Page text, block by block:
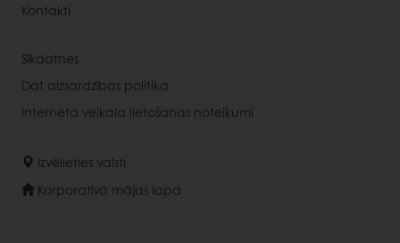
Kontakti
Sīkdatnes
Dat aizsardzības politika
Interneta veikala lietošanas noteikumi
Izvēlieties valsti
Korporatīvā mājas lapa